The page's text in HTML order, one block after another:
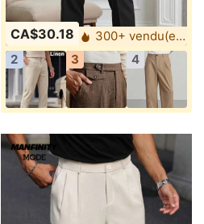
CA$30.18
300+ vendu(e)(s)
2
3 4